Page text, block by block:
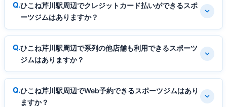
ひこね芹川駅周辺でクレジットカード払いができるスポ
ーツジムはありますか？
ひこね芹川駅周辺で系列の他店舗も利用できるスポーツ
ジムはありますか？
ひこね芹川駅周辺でWeb予約できるスポーツジムはあり
ますか？